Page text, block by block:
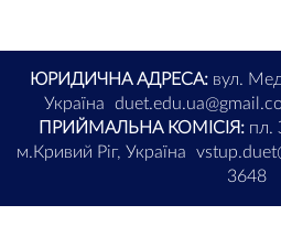
ЮРИДИЧНА АДРЕСА: вул.
Україна
ПРИЙМАЛЬНА КОМІСІЯ: пл.
м.Кривий Ріг, Україна
3648